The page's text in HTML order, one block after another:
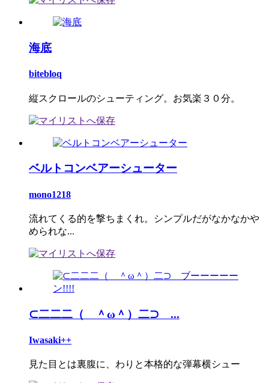
海底
bitebloq
縦スクロールのシューティング。お気楽３０分。
ベルトコンベアーシューター
mono1218
流れてくる的を撃ちまくれ。シンプルだがなかなかや
められな...
⊂二二二（ ＾ω＾）二⊃ ...
Iwasaki++
見た目とは裏腹に、わりと本格的な弾幕横シュー